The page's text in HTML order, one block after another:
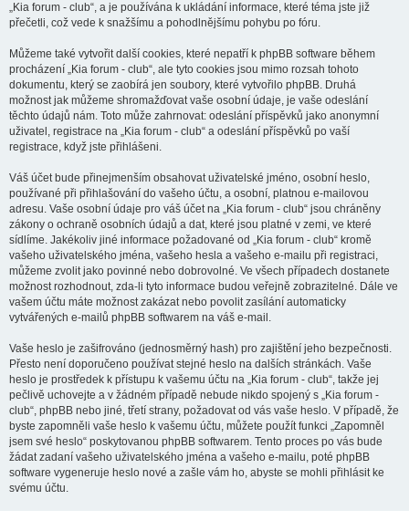
„Kia forum - club“, a je používána k ukládání informace, které téma jste již
přečetli, což vede k snažšímu a pohodlnějšímu pohybu po fóru.
Můžeme také vytvořit další cookies, které nepatří k phpBB software během
procházení „Kia forum - club“, ale tyto cookies jsou mimo rozsah tohoto
dokumentu, který se zaobírá jen soubory, které vytvořilo phpBB. Druhá
možnost jak můžeme shromažďovat vaše osobní údaje, je vaše odeslání
těchto údajů nám. Toto může zahrnovat: odeslání příspěvků jako anonymní
uživatel, registrace na „Kia forum - club“ a odeslání příspěvků po vaší
registrace, když jste přihlášeni.
Váš účet bude přinejmenším obsahovat uživatelské jméno, osobní heslo,
používané při přihlašování do vašeho účtu, a osobní, platnou e-mailovou
adresu. Vaše osobní údaje pro váš účet na „Kia forum - club“ jsou chráněny
zákony o ochraně osobních údajů a dat, které jsou platné v zemi, ve které
sídlíme. Jakékoliv jiné informace požadované od „Kia forum - club“ kromě
vašeho uživatelského jména, vašeho hesla a vašeho e-mailu při registraci,
můžeme zvolit jako povinné nebo dobrovolné. Ve všech případech dostanete
možnost rozhodnout, zda-li tyto informace budou veřejně zobrazitelné. Dále ve
vašem účtu máte možnost zakázat nebo povolit zasílání automaticky
vytvářených e-mailů phpBB softwarem na váš e-mail.
Vaše heslo je zašifrováno (jednosměrný hash) pro zajištění jeho bezpečnosti.
Přesto není doporučeno používat stejné heslo na dalších stránkách. Vaše
heslo je prostředek k přístupu k vašemu účtu na „Kia forum - club“, takže jej
pečlivě uchovejte a v žádném případě nebude nikdo spojený s „Kia forum -
club“, phpBB nebo jiné, třetí strany, požadovat od vás vaše heslo. V případě, že
byste zapomněli vaše heslo k vašemu účtu, můžete použít funkci „Zapomněl
jsem své heslo“ poskytovanou phpBB softwarem. Tento proces po vás bude
žádat zadaní vašeho uživatelského jména a vašeho e-mailu, poté phpBB
software vygeneruje heslo nové a zašle vám ho, abyste se mohli přihlásit ke
svému účtu.